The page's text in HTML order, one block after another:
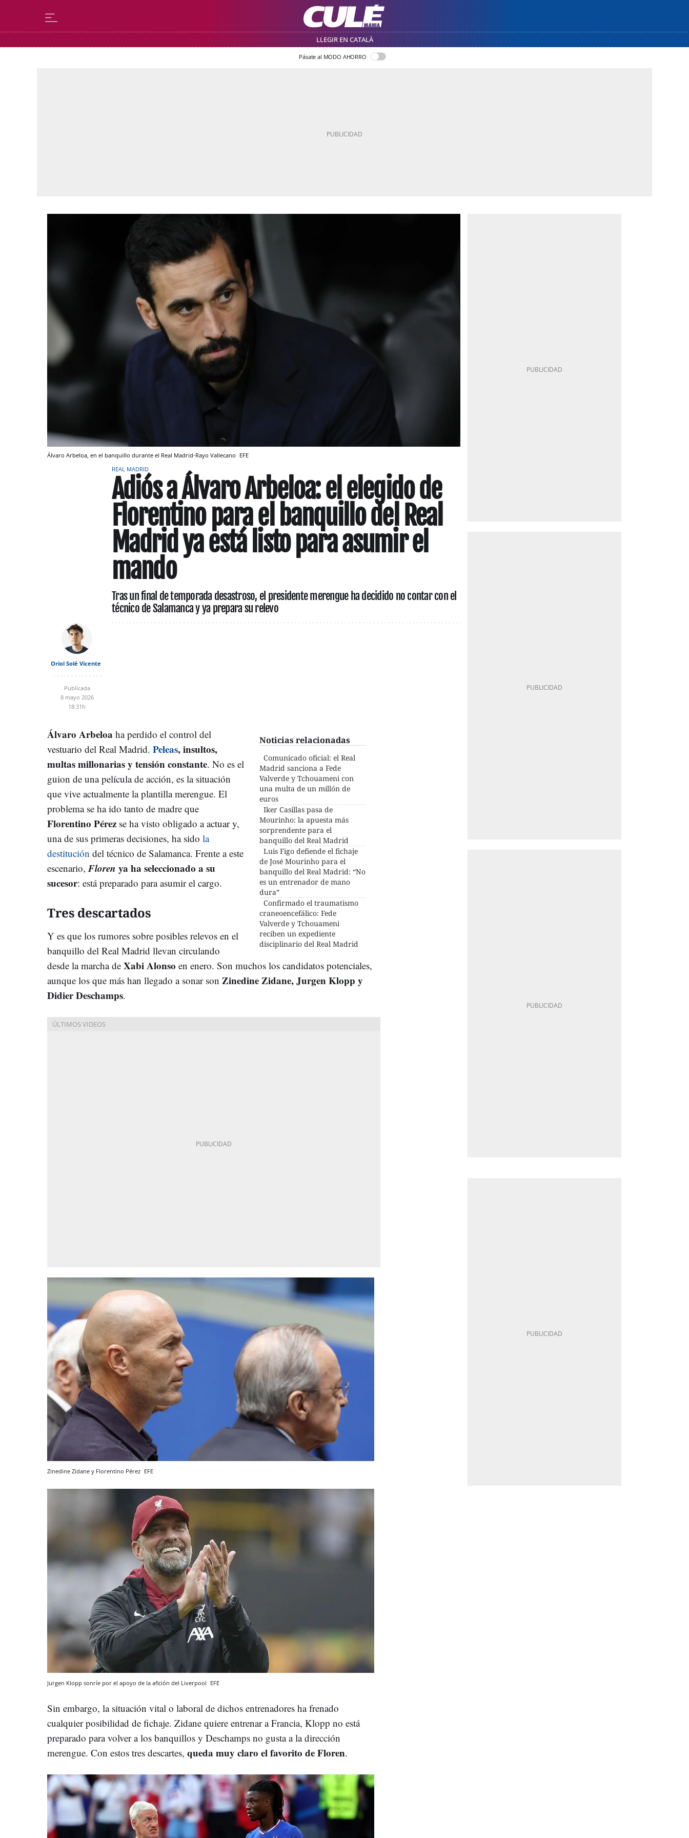
LLEGIR EN CATALÀ
Pásate al MODO AHORRO
Álvaro Arbeloa, en el banquillo durante el Real Madrid-Rayo Vallecano EFE
REAL MADRID
Adiós a Álvaro Arbeloa: el elegido de
Florentino para el banquillo del Real
Madrid ya está listo para asumir el
mando
Tras un final de temporada desastroso, el presidente merengue ha decidido no contar con el
técnico de Salamanca y ya prepara su relevo
Oriol Solé Vicente
Publicada
8 mayo 2026
18:31h
Noticias relacionadas
Comunicado oficial: el Real
Madrid sanciona a Fede
Valverde y Tchouameni con
una multa de un millón de
euros
Iker Casillas pasa de
Mourinho: la apuesta más
sorprendente para el
banquillo del Real Madrid
Luis Figo defiende el fichaje
de José Mourinho para el
banquillo del Real Madrid: “No
es un entrenador de mano
dura”
Confirmado el traumatismo
craneoencefálico: Fede
Valverde y Tchouameni
reciben un expediente
disciplinario del Real Madrid
Álvaro Arbeloa ha perdido el control del
vestuario del Real Madrid. Peleas, insultos,
multas millonarias y tensión constante. No es el
guion de una película de acción, es la situación
que vive actualmente la plantilla merengue. El
problema se ha ido tanto de madre que
Florentino Pérez se ha visto obligado a actuar y,
una de sus primeras decisiones, ha sido la
destitución del técnico de Salamanca. Frente a este
escenario, Floren ya ha seleccionado a su
sucesor: está preparado para asumir el cargo.
Tres descartados
Y es que los rumores sobre posibles relevos en el
banquillo del Real Madrid llevan circulando
desde la marcha de Xabi Alonso en enero. Son muchos los candidatos potenciales,
aunque los que más han llegado a sonar son Zinedine Zidane, Jurgen Klopp y
Didier Deschamps.
Zinedine Zidane y Florentino Pérez EFE
Jurgen Klopp sonríe por el apoyo de la afición del Liverpool EFE
Sin embargo, la situación vital o laboral de dichos entrenadores ha frenado
cualquier posibilidad de fichaje. Zidane quiere entrenar a Francia, Klopp no está
preparado para volver a los banquillos y Deschamps no gusta a la dirección
merengue. Con estos tres descartes, queda muy claro el favorito de Floren.